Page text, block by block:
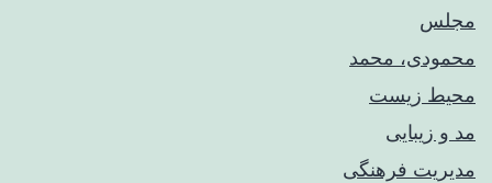
مجلس
محمودی، محمد
محیط زیست
مد و زیبایی
مدیریت فرهنگی